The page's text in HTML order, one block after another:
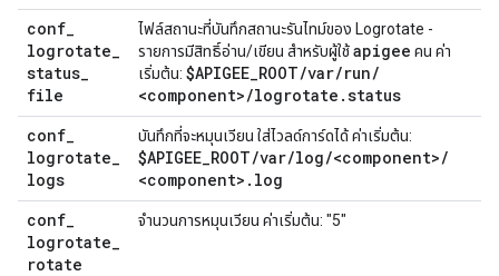
conf_
logrotate_
status_
file
ไฟล์สถานะที่บันทึกสถานะรันไทม์ของ Logrotate -
รายการมีสิทธิ์อ่าน/เขียน สำหรับผู้ใช้apigee คน ค่า
เริ่มต้น: $APIGEE_ROOT/var/run/
<component>/logrotate .status
conf_
logrotate_
logs
บันทึกที่จะหมุนเวียน ใส่ไวลด์การ์ดได้ ค่าเริ่มต้น:
$APIGEE_ROOT/var/log/<component>/
<component> . log
conf_
logrotate_
rotate
จำนวนการหมุนเวียน ค่าเริ่มต้น: "5"